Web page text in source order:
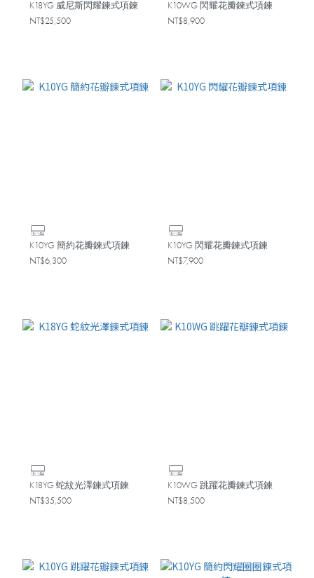
K18YG 威尼斯閃耀鍊式項鍊
NT$25,500
K10WG 閃耀花瓣鍊式項鍊
NT$8,900
K10YG 簡約花瓣鍊式項鍊
NT$6,300
K10YG 閃耀花瓣鍊式項鍊
NT$7,900
K18YG 蛇紋光澤鍊式項鍊
NT$35,500
K10WG 跳躍花瓣鍊式項鍊
NT$8,500